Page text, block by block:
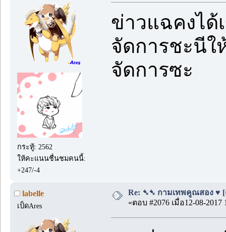
กระทู้: 2562
ให้คะแนนชื่นชมคนนี้:
+247/-4
ข่าวแฉคงไ
จัดการชะนีใ
จัดการซะ
labelle
เป็ดAres
Re: ➴➴ กามเทพคูณสอง ♥ [
«ตอบ #2076 เมื่อ12-08-2017